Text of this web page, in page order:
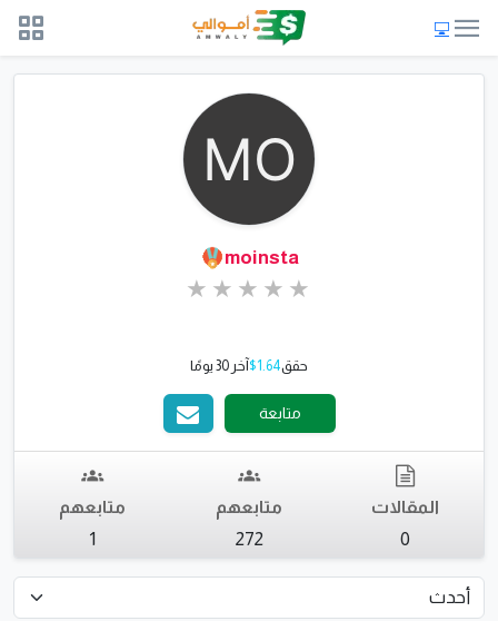
moinsta
حقق$1.64آخر 30 يومًا
متابعة
المقالات
0
متابعهم
272
متابعهم
1